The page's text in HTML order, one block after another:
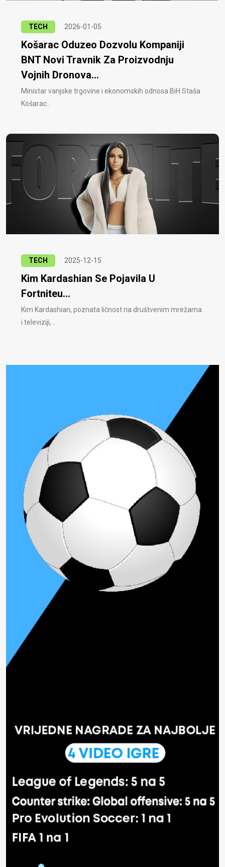
TECH 2026-01-05
Košarac Oduzeo Dozvolu Kompaniji
BNT Novi Travnik Za Proizvodnju
Vojnih Dronova...
Ministar vanjske trgovine i ekonomskih odnosa BiH Staša
Košarac..
TECH 2025-12-15
Kim Kardashian Se Pojavila U
Fortniteu...
Kim Kardashian, poznata ličnost na društvenim mrežama
i televiziji, ..